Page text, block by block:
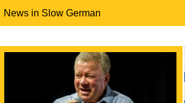
News in Slow German